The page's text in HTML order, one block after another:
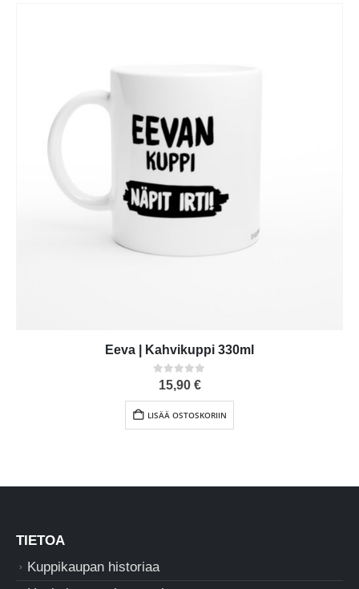
Eeva | Kahvikuppi 330ml
out of 5
15,90 €
LISÄÄ OSTOSKORIIN
TIETOA
Kuppikaupan historiaa